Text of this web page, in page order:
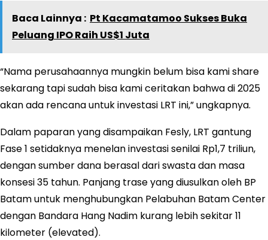
Baca Lainnya : Pt Kacamatamoo Sukses Buka
Peluang IPO Raih US$1 Juta
“Nama perusahaannya mungkin belum bisa kami share
sekarang tapi sudah bisa kami ceritakan bahwa di 2025
akan ada rencana untuk investasi LRT ini,” ungkapnya.
Dalam paparan yang disampaikan Fesly, LRT gantung
Fase 1 setidaknya menelan investasi senilai Rp1,7 triliun,
dengan sumber dana berasal dari swasta dan masa
konsesi 35 tahun. Panjang trase yang diusulkan oleh BP
Batam untuk menghubungkan Pelabuhan Batam Center
dengan Bandara Hang Nadim kurang lebih sekitar 11
kilometer (elevated).